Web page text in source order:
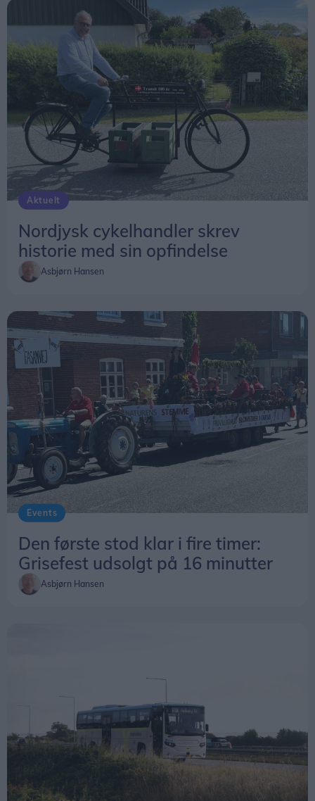
Aktuelt
Nordjysk cykelhandler skrev
historie med sin opfindelse
Asbjørn Hansen
Events
Den første stod klar i fire timer:
Grisefest udsolgt på 16 minutter
Asbjørn Hansen